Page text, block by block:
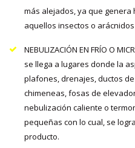
más alejados, ya que genera
aquellos insectos o
NEBULIZACIÓN EN FRÍO O
se llega a lugares donde la
plafones, drenajes, ductos
chimeneas, fosas de
nebulización caliente o
pequeñas con lo cual, se
producto.